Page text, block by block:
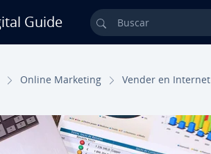
Guide Buscar
Online Marketing Vender en Internet